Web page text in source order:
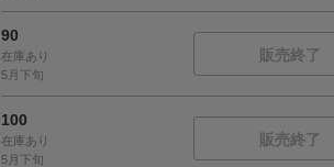
90
在庫あり
5月下旬
販売終了
100
在庫あり
5月下旬
販売終了